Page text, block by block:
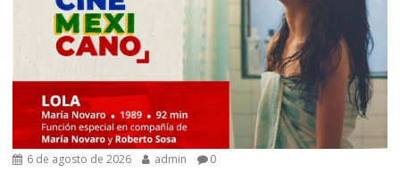
6 de agosto de 2026 admin 0